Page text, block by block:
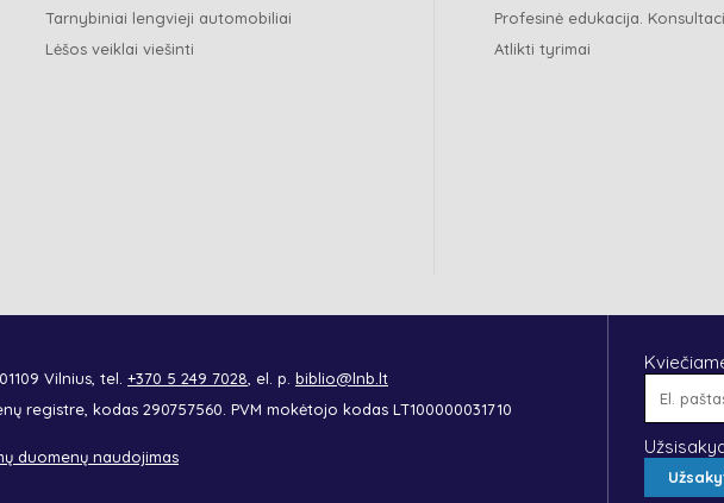
Tarnybiniai lengvieji automobiliai
Lėšos veiklai viešinti
Profesinė edukacija.
Atlikti tyrimai
Vilnius, tel. +370 5 249 7028 , el. p. biblio@lnb.lt
registre, kodas 290757560. PVM mokėtojo kodas LT100000031710
duomenų naudojimas